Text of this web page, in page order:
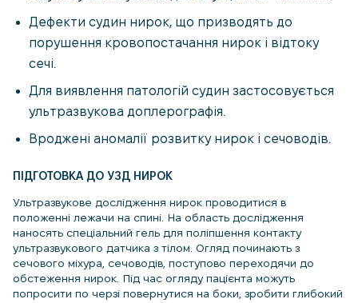
Дефекти судин нирок, що призводять до
порушення кровопостачання нирок і відтоку
сечі.
Для виявлення патологій судин застосовується
ультразвукова доплерографія.
Вроджені аномалії розвитку нирок і сечоводів.
ПІДГОТОВКА ДО УЗД НИРОК
Ультразвукове дослідження нирок проводитися в
положенні лежачи на спині. На область дослідження
наносять спеціальний гель для поліпшення контакту
ультразвукового датчика з тілом. Огляд починають з
сечового міхура, сечоводів, поступово переходячи до
обстеження нирок. Під час огляду пацієнта можуть
попросити по черзі повернутися на боки, зробити глибокий